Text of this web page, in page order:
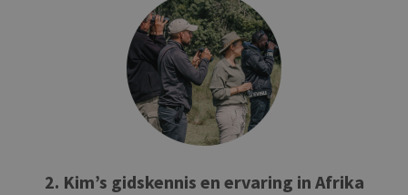
2. Kim’s gidskennis en ervaring in Afrika